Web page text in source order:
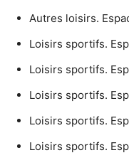
Autres loisirs.
Loisirs sportifs.
Loisirs sportifs.
Loisirs sportifs.
Loisirs sportifs.
Loisirs sportifs.